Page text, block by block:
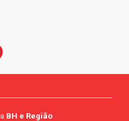
BH e Região